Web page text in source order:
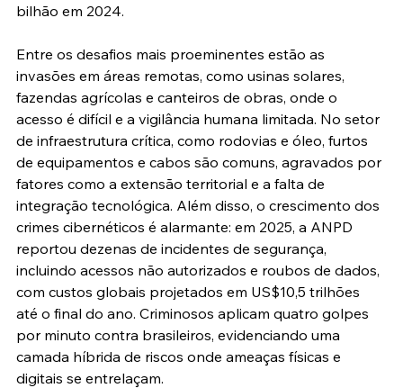
bilhão em 2024.
Entre os desafios mais proeminentes estão as
invasões em áreas remotas, como usinas solares,
fazendas agrícolas e canteiros de obras, onde o
acesso é difícil e a vigilância humana limitada. No setor
de infraestrutura crítica, como rodovias e óleo, furtos
de equipamentos e cabos são comuns, agravados por
fatores como a extensão territorial e a falta de
integração tecnológica. Além disso, o crescimento dos
crimes cibernéticos é alarmante: em 2025, a ANPD
reportou dezenas de incidentes de segurança,
incluindo acessos não autorizados e roubos de dados,
com custos globais projetados em US$10,5 trilhões
até o final do ano. Criminosos aplicam quatro golpes
por minuto contra brasileiros, evidenciando uma
camada híbrida de riscos onde ameaças físicas e
digitais se entrelaçam.